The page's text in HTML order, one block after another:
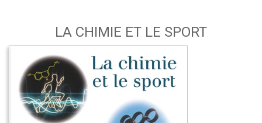
LA CHIMIE ET LE SPORT